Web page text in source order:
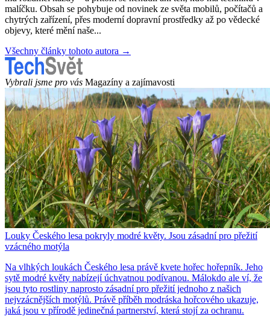
malíčku. Obsah se pohybuje od novinek ze světa mobilů, počítačů a
chytrých zařízení, přes moderní dopravní prostředky až po vědecké
objevy, které mění naše...
Všechny články tohoto autora →
Vybrali jsme pro vás Magazíny a zajímavosti
Louky Českého lesa pokryly modré květy. Jsou zásadní pro přežití
vzácného motýla
Na vlhkých loukách Českého lesa právě kvete hořec hořepník. Jeho
sytě modré květy nabízejí úchvatnou podívanou. Málokdo ale ví, že
jsou tyto rostliny naprosto zásadní pro přežití jednoho z našich
nejvzácnějších motýlů. Právě příběh modráska hořcového ukazuje,
jaká jsou v přírodě jedinečná partnerství, která stojí za ochranu.